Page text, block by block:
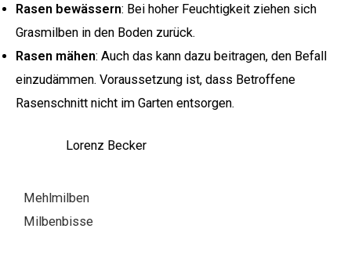
Rasen bewässern: Bei hoher Feuchtigkeit ziehen sich
Grasmilben in den Boden zurück.
Rasen mähen: Auch das kann dazu beitragen, den Befall
einzudämmen. Voraussetzung ist, dass Betroffene
Rasenschnitt nicht im Garten entsorgen.
Lorenz Becker
Mehlmilben
Milbenbisse